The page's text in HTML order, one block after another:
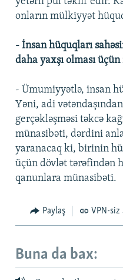
onların mülkiyyət
- İnsan hüquqları
daha yaxşı olması
- Ümumiyyətlə, insan
Yəni, adi
gerçəkləşməsi təkcə
münasibəti, dərdini
yaranacaq ki, birinin
üçün dövlət tərəfindən
qanunlara münasibəti.
Paylaş VPN-siz
Buna da bax: